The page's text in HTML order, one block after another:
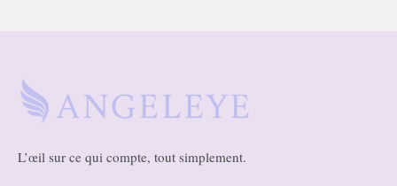
L’œil sur ce qui compte, tout simplement.